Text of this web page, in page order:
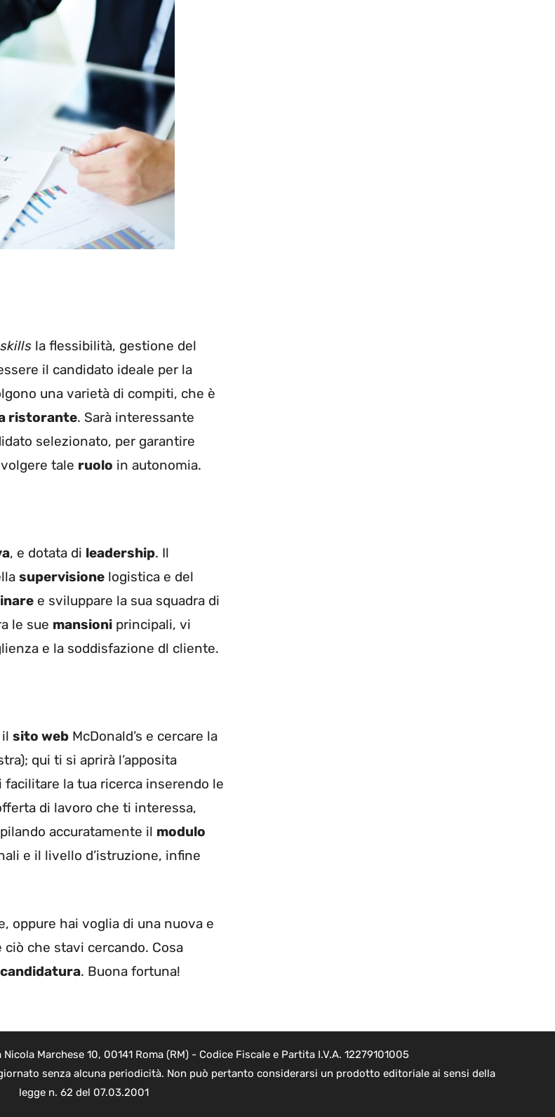
skills la flessibilità, gestione del
il candidato ideale per la
una varietà di compiti, che è
ristorante. Sarà interessante
selezionato, per garantire
tale ruolo in autonomia.
, e dotata di leadership. Il
supervisione logistica e del
e sviluppare la sua squadra di
le sue mansioni principali, vi
e la soddisfazione dl cliente.
sito web McDonald’s e cercare la
qui ti si aprirà l’apposita
facilitare la tua ricerca inserendo le
di lavoro che ti interessa,
accuratamente il modulo
e il livello d’istruzione, infine
oppure hai voglia di una nuova e
che stavi cercando. Cosa
. Buona fortuna!
Marchese 10, 00141 Roma (RM) - Codice Fiscale e Partita I.V.A. 12279101005
senza alcuna periodicità. Non può pertanto considerarsi un prodotto editoriale ai sensi della
legge n. 62 del 07.03.2001